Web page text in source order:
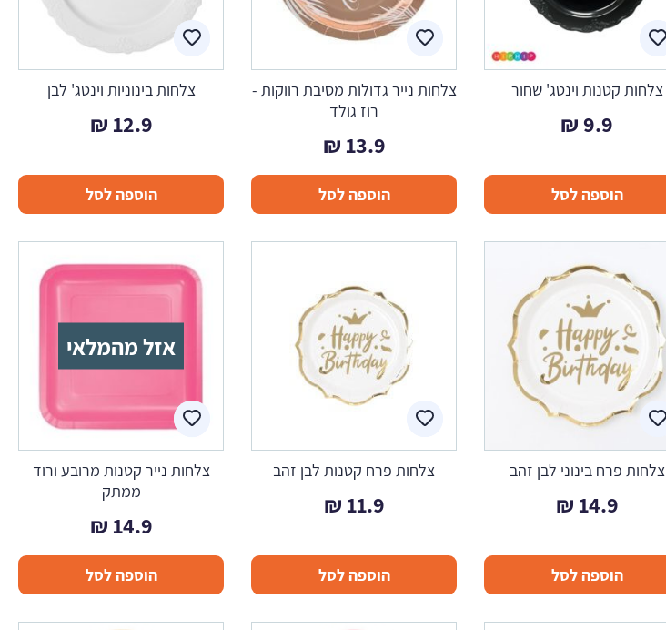
צלחות קטנות וינטג' שחור
9.9
₪
הוספה לסל
צלחות נייר גדולות מסיבת רווקות -
רוז גולד
13.9
₪
הוספה לסל
צלחות בינוניות וינטג' לבן
12.9
₪
הוספה לסל
צלחות פרח בינוני לבן זהב
14.9
₪
הוספה לסל
צלחות פרח קטנות לבן זהב
11.9
₪
הוספה לסל
אזל מהמלאי
צלחות נייר קטנות מרובע ורוד
ממתק
14.9
₪
הוספה לסל